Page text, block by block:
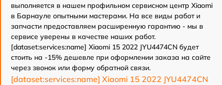
выполняется в нашем профильном сервисном центр Xiaomi
в Барнауле опытными мастерами. На все виды работ и
запчасти предоставляем расширенную гарантию - мы в
сервисе уверены в качестве наших работ.
[dataset:services:name] Xiaomi 15 2022 JYU4474CN будет
стоить на -15% дешевле при оформлении заказа на сайте
через звонок или форму обратной связи.
[dataset:services:name] Xiaomi 15 2022 JYU4474CN